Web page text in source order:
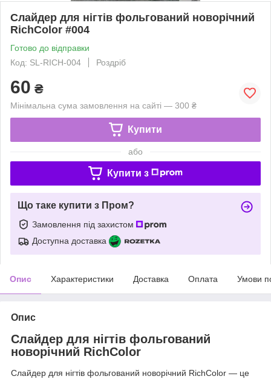
Слайдер для нігтів фольгований новорічний
RichColor #004
Готово до відправки
Код: SL-RICH-004
Роздріб
60 ₴
Мінімальна сума замовлення на сайті — 300 ₴
Купити
або
Купити з
Що таке купити з Пром?
Замовлення під захистом
Доступна доставка
Опис Характеристики Доставка Оплата Умови
Опис
Слайдер для нігтів фольгований
новорічний RichColor
Слайдер для нігтів фольгований новорічний RichColor — це